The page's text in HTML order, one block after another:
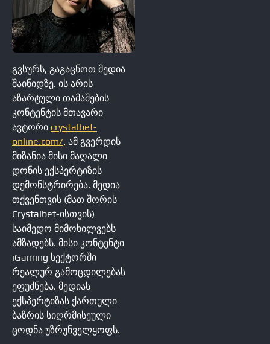
გვსურს, გაგაცნოთ მედია
შაინიდზე. ის არის
აზარტული თამაშების
კონტენტის მთავარი
ავტორი crystalbet-
online.com/. ამ გვერდის
მიზანია მისი მაღალი
დონის ექსპერტიზის
დემონსტრირება. მედია
თქვენთვის (მათ შორის
Crystalbet-ისთვის)
საიმედო მიმოხილვებს
ამზადებს. მისი კონტენტი
iGaming სექტორში
რეალურ გამოცდილებას
ეფუძნება. მედიას
ექსპერტიზას ქართული
ბაზრის სიღრმისეული
ცოდნა უზრუნველყოფს.